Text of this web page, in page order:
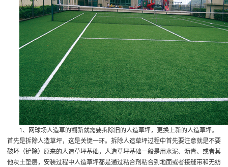
1、网球场人造草的翻新就需要拆除旧的人造草坪，更换上新的人造草坪。
首先是拆除人造草坪，这是关键一环。拆除人造草坪过程中首先要注意就是不要
破坏（铲除）原来的人造草坪基础，人造草坪基础一般是用水泥、沥青、或者其
他灰土垫层，安装过程中人造草坪都是通过粘合剂粘合到地面或者接缝带和无纺